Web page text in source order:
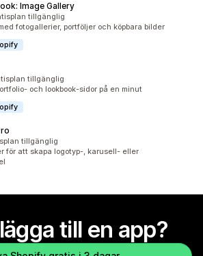
Image Gallery
totalt
tillgänglig
fotogallerier, portföljer och köpbara bilder
totalt
tillgänglig
och lookbook-sidor på en minut
tillgänglig
för att skapa logotyp-, karusell- eller
till en app?